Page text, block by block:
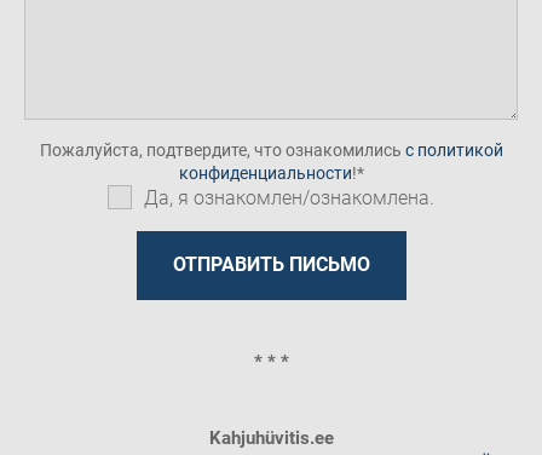
Пожалуйста, подтвердите, что ознакомились с политикой
конфиденциальности!
Да, я ознакомлен/ознакомлена.
* * *
Kahjuhüvitis.ee